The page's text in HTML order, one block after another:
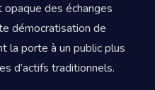
des échanges
démocratisation de
la porte à un public plus
d’actifs traditionnels.